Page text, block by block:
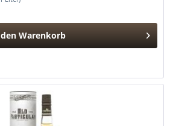
Warenkorb